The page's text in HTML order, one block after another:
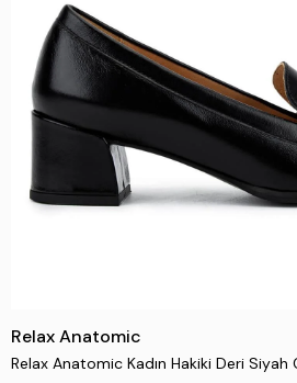
Relax Anatomic
Relax Anatomic Kadın Hakiki Deri Siyah